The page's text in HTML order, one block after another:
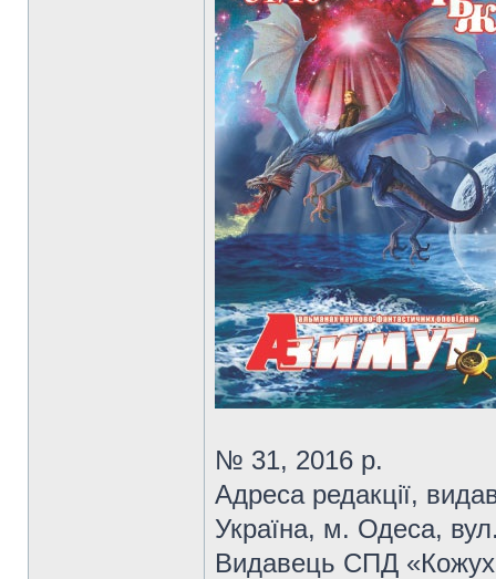
№ 31, 2016 р.
Адреса редакції,
Україна, м. Одеса,
Видавець СПД